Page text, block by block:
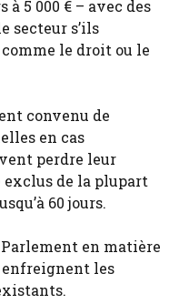
5 000 € – avec des
secteur s’ils
le droit ou le
convenu de
en cas
perdre leur
de la plupart
60 jours.
en matière
enfreignent les